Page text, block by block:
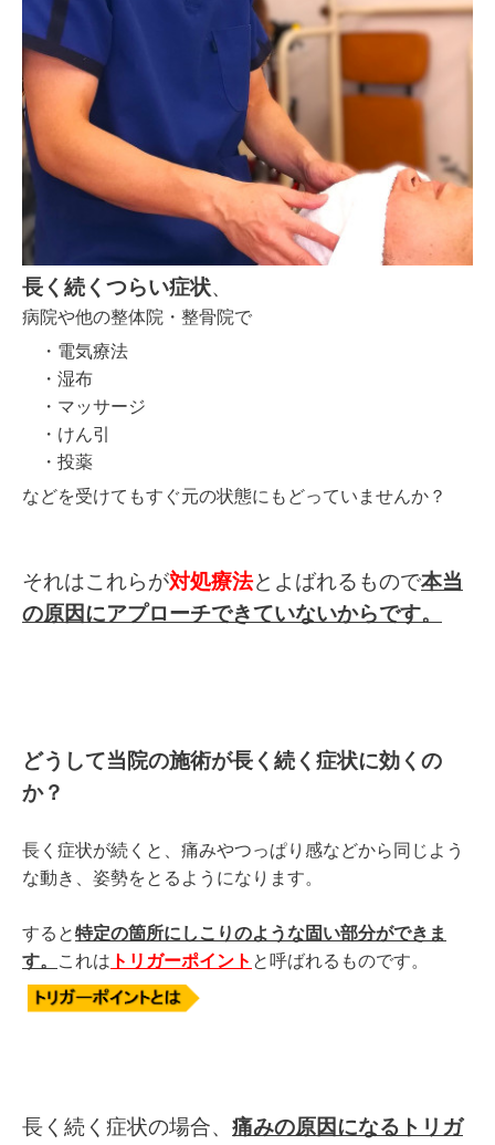
長く続くつらい症状、
病院や他の整体院・整骨院で
・電気療法
・湿布
・ マッサージ
・けん引
・投薬
などを受けてもすぐ元の状態にもどっていませんか？
それはこれらが対処療法とよばれるもので本当
の原因にアプローチできていないからです。
どうして当院の施術が長く続く症状に効くの
か？
長く症状が続くと、痛みやつっぱり感などから同じよう
な動き、姿勢をとるようになります。
すると特定の箇所にしこりのような固い部分ができま
す。
これは トリガーポイント と呼ばれるものです。
長く続く症状の場合、 痛みの原因になるトリガ